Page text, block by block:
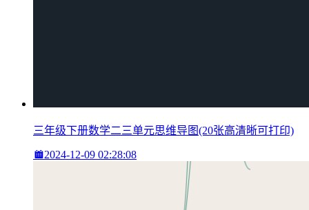
三年级下册数学二三单元思维导图(20张高清晰可打印)
2024-12-09 02:28:08